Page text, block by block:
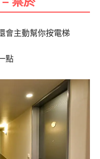
會主動幫你按電梯
點